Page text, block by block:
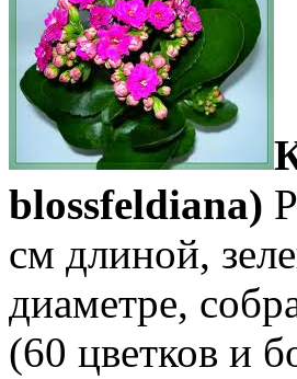
blossfeldiana)
см длиной,
диаметре,
(60 цветков и